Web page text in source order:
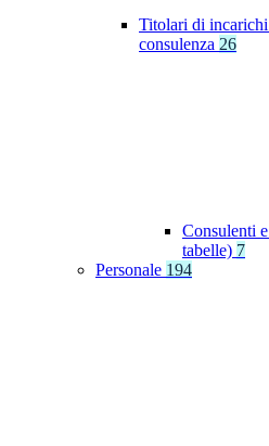
Titolari di
consulenza 26
Consulenti
tabelle) 7
Personale 194